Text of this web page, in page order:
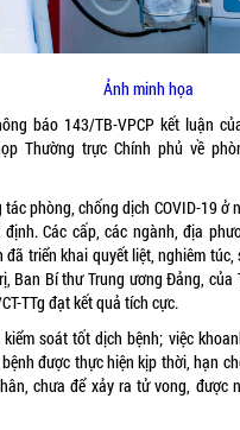
Ảnh minh họa
báo 143/TB-VPCP kết luận
Thường trực Chính phủ về
tác phòng, chống dịch COVID-19
Các cấp, các ngành, địa
đã triển khai quyết liệt, nghiêm
Ban Bí thư Trung ương Đảng,
TTg đạt kết quả tích cực.
soát tốt dịch bệnh; việc
được thực hiện kịp thời, hạn
chưa để xảy ra tử vong, được